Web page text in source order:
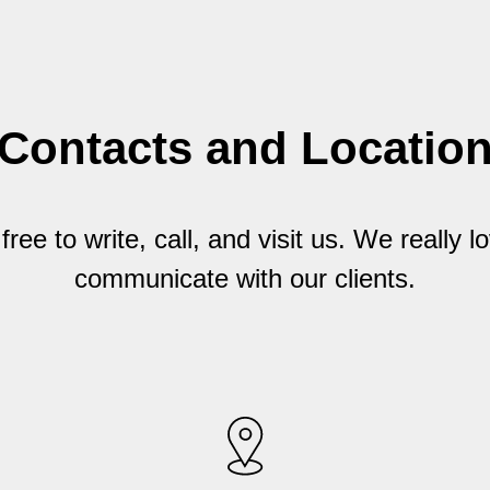
and Location
to write, call, and visit us. We really
communicate with our clients.